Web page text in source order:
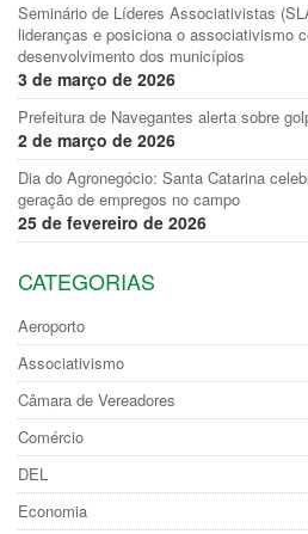
Seminário de Líderes Associativistas
lideranças e posiciona o associativismo
desenvolvimento dos municípios
3 de março de 2026
Prefeitura de Navegantes alerta sobre
2 de março de 2026
Dia do Agronegócio: Santa Catarina
geração de empregos no campo
25 de fevereiro de 2026
CATEGORIAS
Aeroporto
Associativismo
Câmara de Vereadores
Comércio
DEL
Economia